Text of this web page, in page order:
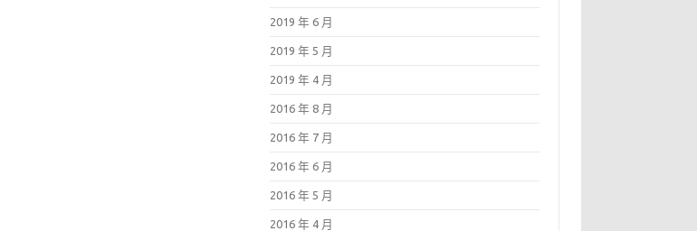
2019 年 6 月
2019 年 5 月
2019 年 4 月
2016 年 8 月
2016 年 7 月
2016 年 6 月
2016 年 5 月
2016 年 4 月